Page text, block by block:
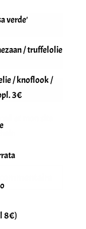
et mon site
verde'
/ truffelolie
/ knoflook /
3€
8€)